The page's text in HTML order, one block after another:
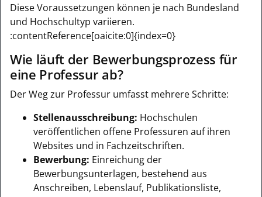
Diese Voraussetzungen können je nach Bundesland
und Hochschultyp variieren.
:contentReference[oaicite:0]{index=0}
Wie läuft der Bewerbungsprozess für
eine Professur ab?
Der Weg zur Professur umfasst mehrere Schritte:
Stellenausschreibung: Hochschulen
veröffentlichen offene Professuren auf ihren
Websites und in Fachzeitschriften.
Bewerbung: Einreichung der
Bewerbungsunterlagen, bestehend aus
Anschreiben, Lebenslauf, Publikationsliste,